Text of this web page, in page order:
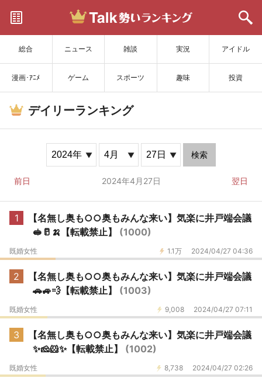
総合 ニュース 雑談 実況 アイドル
漫画･ｱﾆﾒ ゲーム スポーツ 趣味 投資
サイトを更新
デイリーランキング
検索
前日 2024年4月27日 翌日
1
【名無し奥も○○奥もみんな来い】気楽に井戸端会議
🥪🥛🍌【転載禁止】 (1000)
1.1万 2024/04/27 04:36
既婚女性
2
【名無し奥も○○奥もみんな来い】気楽に井戸端会議
🚗🚙💨【転載禁止】 (1003)
9,008 2024/04/27 07:11
既婚女性
3
【名無し奥も○○奥もみんな来い】気楽に井戸端会議
✨🧀🐹✨【転載禁止】 (1002)
8,738 2024/04/27 02:26
既婚女性